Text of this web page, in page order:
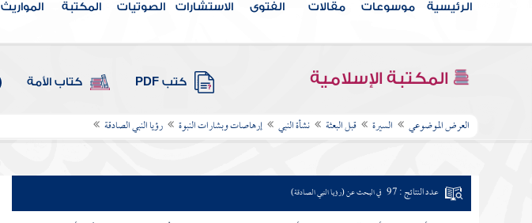
الرئيسية موسوعات مقالات الفتوى الاستشارات الصوتيات المكتبة المواريث
المكتبة الإسلامية كتب PDF كتاب الأمة
العرض الموضوعي السيرة قبل البعثة نشأة النبي إرهاصات وبشارات النبوة رؤيا النبي الصادقة
عدد النتائج : 97 في البحث عن (رؤيا النبي الصادقة)